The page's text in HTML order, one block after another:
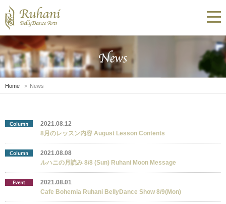
Home News
Column
2021.08.12
8月のレッスン内容 August Lesson Contents
Column
2021.08.08
ルハニの月読み 8/8 (Sun) Ruhani Moon Message
Event
2021.08.01
Cafe Bohemia Ruhani BellyDance Show 8/9(Mon)